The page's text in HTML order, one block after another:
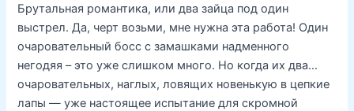
Брутальная романтика, или два зайца под один
выстрел. Да, черт возьми, мне нужна эта работа! Один
очаровательный босс с замашками надменного
негодяя – это уже слишком много. Но когда их два…
очаровательных, наглых, ловящих новенькую в цепкие
лапы — уже настоящее испытание для скромной